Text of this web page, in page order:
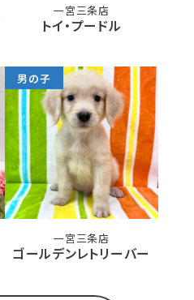
一宮三条店
トイ・プードル
男の子
一宮三条店
ゴールデンレトリーバー